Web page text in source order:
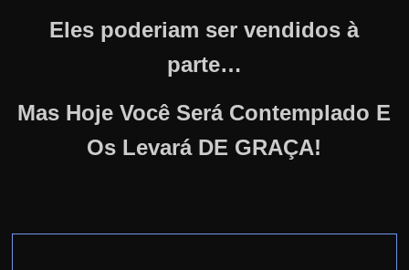
Eles poderiam ser vendidos à
parte…
Mas Hoje Você Será Contemplado E
Os Levará DE GRAÇA!